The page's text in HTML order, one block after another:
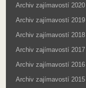
Archiv zajímavostí 2020
Archiv zajímavostí 2019
Archiv zajímavostí 2018
Archiv zajímavostí 2017
Archiv zajímavostí 2016
Archiv zajímavostí 2015